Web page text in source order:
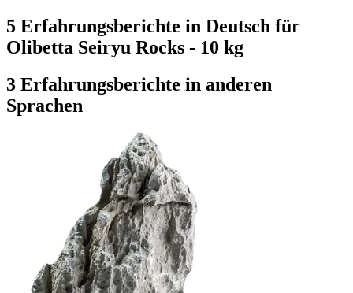
5 Erfahrungsberichte in Deutsch für
Olibetta Seiryu Rocks - 10 kg
3 Erfahrungsberichte in anderen
Sprachen